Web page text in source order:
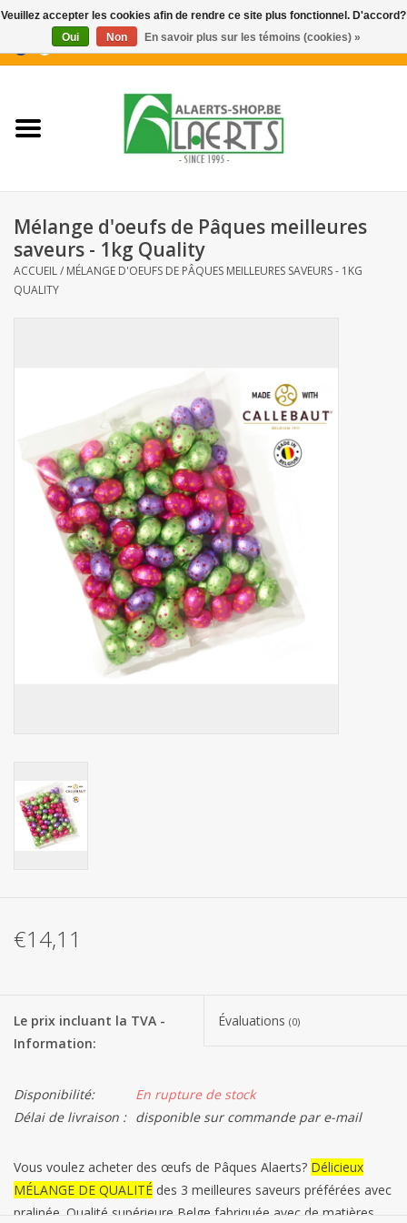
0 Articles - €0,00
Nouveautés
Biscuits pour le café
Confiserie
Biscuits apéritifs / Snacks salés
Botanicals
Bonbons pour la bonbonnière
Rouleaux de caisse thermiques
Produits d'hygiène
Cadeaux d'entreprise
Fournitures de bureau
Les batteries
Confiserie Saint-Nicolas
Marques
Mélange d'oeufs de Pâques meilleures
saveurs - 1kg Quality
ACCUEIL/ MÉLANGE D'OEUFS DE PÂQUES MEILLEURES SAVEURS - 1KG
QUALITY
€14,11
Le prix incluant la TVA -
Information:
Évaluations (0)
Disponibilité:
En rupture de stock
Délai de livraison : disponible sur commande par e-mail
Vous voulez acheter des œufs de Pâques Alaerts? Délicieux
MÉLANGE DE QUALITÉ des 3 meilleures saveurs préférées avec
pralinée. Qualité supérieure Belge fabriquée avec de matières
Veuillez accepter les cookies afin de rendre ce site plus fonctionnel. D'accord?
Oui
Non En savoir plus sur les témoins (cookies) »